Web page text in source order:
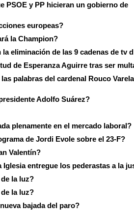
PSOE y PP hicieran un gobierno de
europeas?
la Champion?
la eliminación de las 9 cadenas de tv
de Esperanza Aguirre tras ser
palabras del cardenal Rouco
Adolfo Suárez?
plenamente en el mercado laboral?
de Jordi Evole sobre el 23-F?
Valentín?
Iglesia entregue los pederastas a la
la luz?
la luz?
bajada del paro?